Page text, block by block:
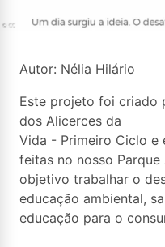
Autor: Nélia Hilário
Este projeto foi criado
dos Alicerces da
Vida - Primeiro Ciclo e
feitas no nosso
objetivo trabalhar o
educação ambiental,
educação para o